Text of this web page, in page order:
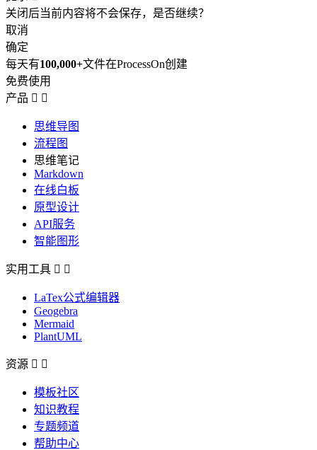
关闭后当前内容将不会保存，是否继续？
取消
确定
每天有100,000+文件在ProcessOn创建
免费使用
产品  
思维导图
流程图
思维笔记
Markdown
在线白板
原型设计
API服务
智能图形
实用工具  
LaTex公式编辑器
Geogebra
Mermaid
PlantUML
资源  
模板社区
知识教程
专题频道
帮助中心